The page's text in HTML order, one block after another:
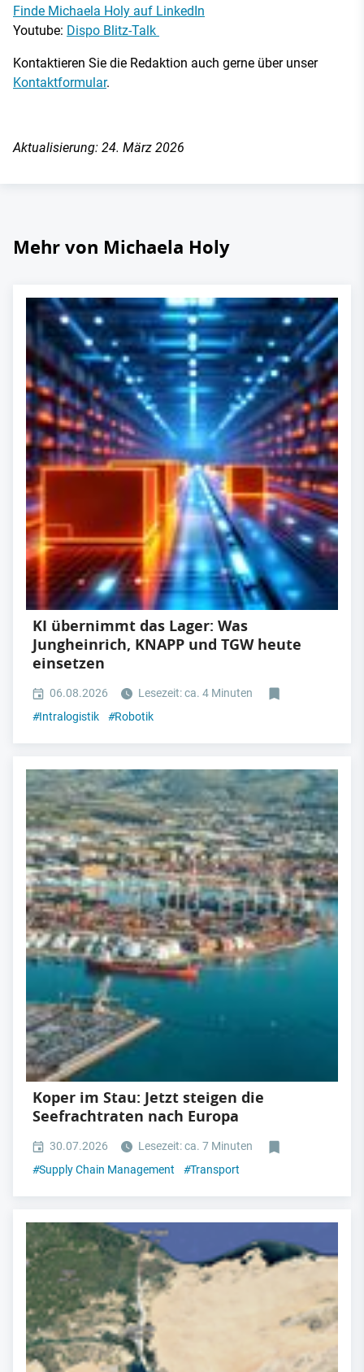
Finde Michaela Holy auf LinkedIn
Youtube: Dispo Blitz-Talk
Kontaktieren Sie die Redaktion auch gerne über unser
Kontaktformular.
Aktualisierung: 24. März 2026
Mehr von Michaela Holy
KI übernimmt das Lager: Was
Jungheinrich, KNAPP und TGW heute
einsetzen
06.08.2026
Lesezeit: ca. 4 Minuten
#Intralogistik #Robotik
Koper im Stau: Jetzt steigen die
Seefrachtraten nach Europa
30.07.2026
Lesezeit: ca. 7 Minuten
#Supply Chain Management #Transport